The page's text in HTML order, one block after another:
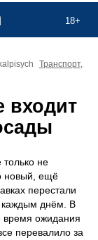
18+
Транспорт,
входит
только не
новый, ещё
перестали
каждым днём. В
время ожидания
перевалило за